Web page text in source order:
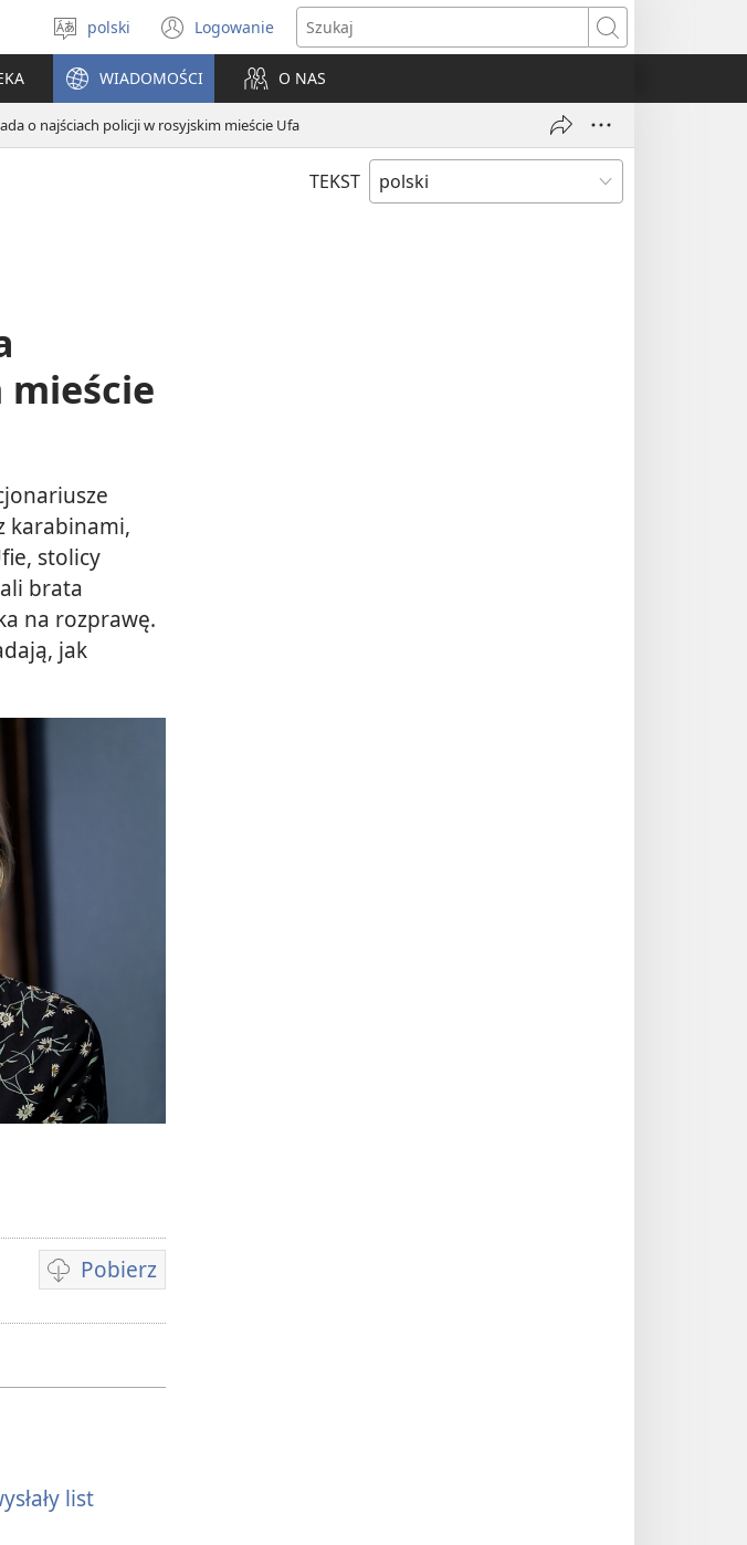
Wybór
języka
polski Logowanie
(opens
new
window)
Szukaj
WIADOMOŚCI O NAS
o najściach policji w rosyjskim mieście Ufa
TEKST
karabinami,
stolicy
brata
na rozprawę.
jak
Pobierz
Opcje
list